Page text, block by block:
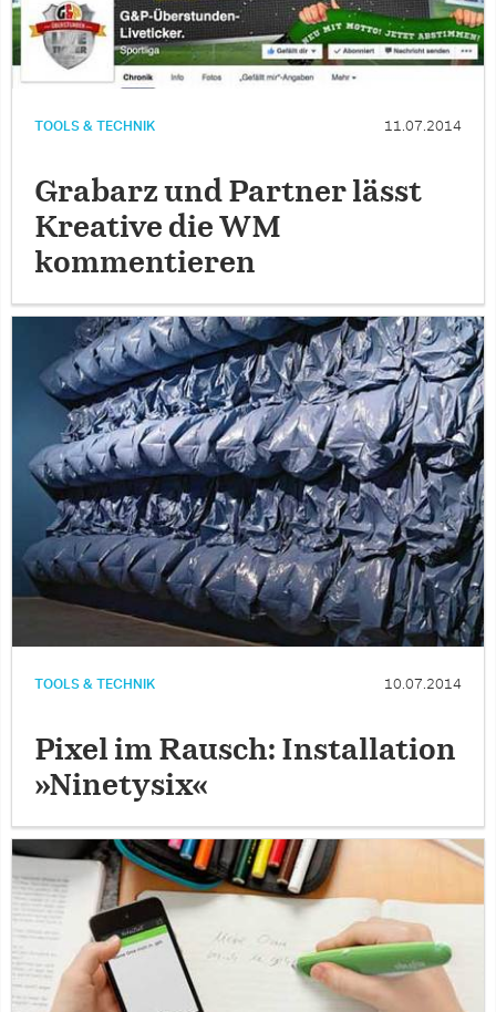
TOOLS & TECHNIK 11.07.2014
Grabarz und Partner lässt
Kreative die WM
kommentieren
TOOLS & TECHNIK 10.07.2014
Pixel im Rausch: Installation
»Ninetysix«